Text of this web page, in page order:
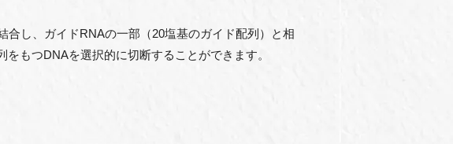
し、ガイドRNAの一部（20塩基のガイド配列）と相
もつDNAを選択的に切断することができます。